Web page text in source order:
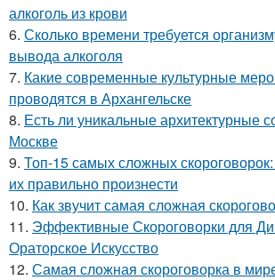
алкоголь из крови
6. Сколько времени требуется
вывода алкоголя
7. Какие современные культурные
проводятся в Архангельске
8. Есть ли уникальные архитектурные
Москве
9. Топ-15 самых сложных
их правильно произнести
10. Как звучит самая сложная
11. Эффективные Скороговорки для
Ораторское Искусство
12. Самая сложная скороговорка в